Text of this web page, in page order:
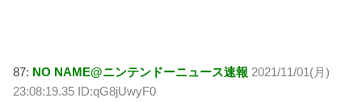
87: NO NAME@ニンテンドーニュース速報 2021/11/01(月)
23:08:19.35 ID:qG8jUwyF0